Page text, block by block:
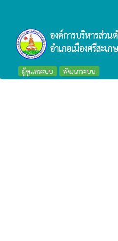
องค์การบริหารส่วน
อำเภอเมืองศรีสะเ
ผู้ดูแลระบบ พัฒนาระบบ